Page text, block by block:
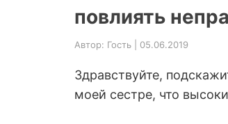
повлиять
Автор: Гость | 05.06.2019
Здравствуйте,
моей сестре, что